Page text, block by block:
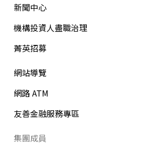
新聞中心
機構投資人盡職治理
菁英招募
網站導覽
網路 ATM
友善金融服務專區
集團成員